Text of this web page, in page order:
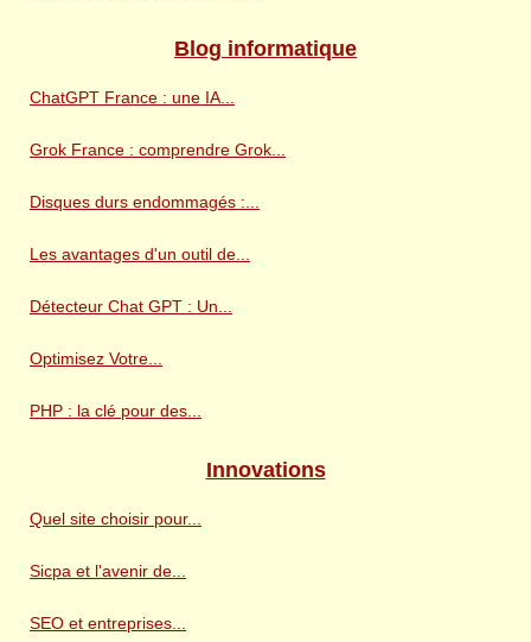
Blog informatique
ChatGPT France : une IA...
Grok France : comprendre Grok...
Disques durs endommagés :...
Les avantages d'un outil de...
Détecteur Chat GPT : Un...
Optimisez Votre...
PHP : la clé pour des...
Innovations
Quel site choisir pour...
Sicpa et l'avenir de...
SEO et entreprises...